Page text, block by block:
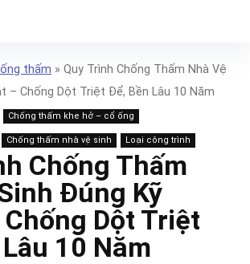
thấm » Quy Trình Chống Thấm Nhà Vệ
– Chống Dột Triệt Để, Bền Lâu 10 Năm
Chống thấm khe hở – cổ ống
Chống thấm nhà vệ sinh Loại công trình
Chống Thấm
Đúng Kỹ
Dột Triệt
10 Năm